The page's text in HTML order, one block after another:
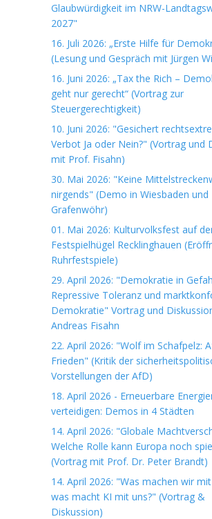
Glaubwürdigkeit im NRW-
2027"
16. Juli 2026: „Erste Hilfe für
(Lesung und Gespräch mit Jürgen
16. Juni 2026: „Tax the Rich –
geht nur gerecht“ (Vortrag zur
Steuergerechtigkeit)
10. Juni 2026: "Gesichert
Verbot Ja oder Nein?" (Vortrag und
mit Prof. Fisahn)
30. Mai 2026: "Keine
nirgends" (Demo in Wiesbaden und
Grafenwöhr)
01. Mai 2026: Kulturvolksfest auf
Festspielhügel Recklinghauen
Ruhrfestspiele)
29. April 2026: "Demokratie in
Repressive Toleranz und
Demokratie" Vortrag und
Andreas Fisahn
22. April 2026: "Wolf im Schafpelz:
Frieden" (Kritik der
Vorstellungen der AfD)
18. April 2026 - Erneuerbare
verteidigen: Demos in 4 Städten
14. April 2026: "Globale
Welche Rolle kann Europa noch
(Vortrag mit Prof. Dr. Peter Brandt)
14. April 2026: "Was machen wir
was macht KI mit uns?" (Vortrag &
Diskussion)